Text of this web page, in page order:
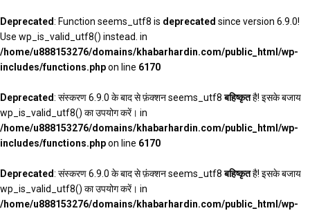
Deprecated: Function seems_utf8 is deprecated since version 6.9.0!
Use wp_is_valid_utf8() instead. in
/home/u888153276/domains/khabarhardin.com/public_html/wp-
includes/functions.phpon line 6170
Deprecated: संस्करण 6.9.0 के बाद से फ़ंक्शन seems_utf8बहिष्कृतहै! इसके बजाय
wp_is_valid_utf8() का उपयोग करें। in
/home/u888153276/domains/khabarhardin.com/public_html/wp-
includes/functions.phpon line 6170
Deprecated: संस्करण 6.9.0 के बाद से फ़ंक्शन seems_utf8बहिष्कृतहै! इसके बजाय
wp_is_valid_utf8() का उपयोग करें। in
/home/u888153276/domains/khabarhardin.com/public_html/wp-